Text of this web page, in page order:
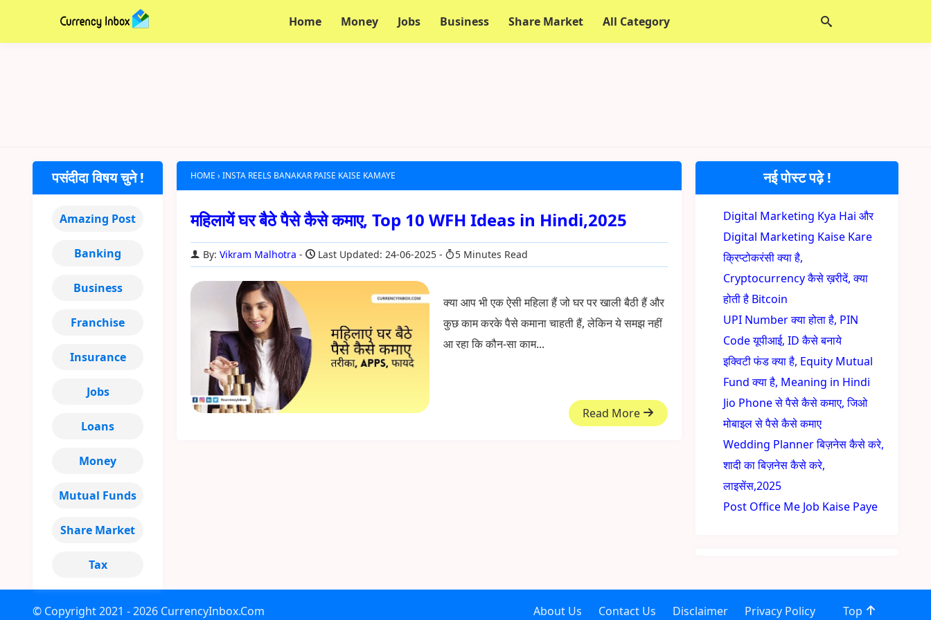
Home Money Jobs Business Share Market All Category
HOME ›INSTA REELS BANAKAR PAISE KAISE KAMAYE
महिलायें घर बैठे पैसे कैसे कमाए, Top 10 WFH Ideas in Hindi,2025
By:Vikram Malhotra Last Updated: 24-06-2025 5 Minutes Read
क्या आप भी एक ऐसी महिला हैं जो घर पर खाली बैठी हैं और
कुछ काम करके पैसे कमाना चाहती हैं, लेकिन ये समझ नहीं
आ रहा कि कौन-सा काम...
Read More
नई पोस्ट पढ़े !
Digital Marketing Kya Hai और
Digital Marketing Kaise Kare
क्रिप्टोकरंसी क्या है,
Cryptocurrency कैसे ख़रीदें, क्या
होती है Bitcoin
UPI Number क्या होता है, PIN
Code यूपीआई, ID कैसे बनाये
इक्विटी फंड क्या है, Equity Mutual
Fund क्या है, Meaning in Hindi
Jio Phone से पैसे कैसे कमाए, जिओ
मोबाइल से पैसे कैसे कमाए
Wedding Planner बिज़नेस कैसे करे,
शादी का बिज़नेस कैसे करे,
लाइसेंस,2025
Post Office Me Job Kaise Paye
पसंदीदा विषय चुने !
Amazing Post
Banking
Business
Franchise
Insurance
Jobs
Loans
Money
Mutual Funds
Share Market
Tax
© Copyright2021 - 2026 CurrencyInbox.Com About Us Contact Us Disclaimer Privacy Policy Top